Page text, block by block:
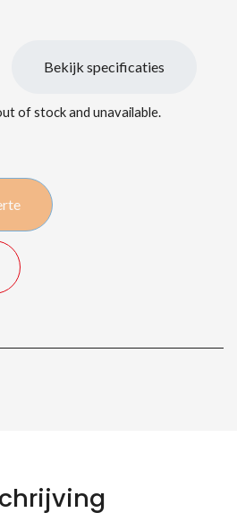
Bekijk specificaties
of stock and unavailable.